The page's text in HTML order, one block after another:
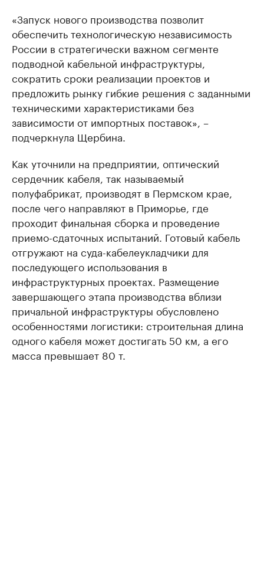
«Запуск нового производства позволит
обеспечить технологическую независимость
России в стратегически важном сегменте
подводной кабельной инфраструктуры,
сократить сроки реализации проектов и
предложить рынку гибкие решения с заданными
техническими характеристиками без
зависимости от импортных поставок», –
подчеркнула Щербина.
Как уточнили на предприятии, оптический
сердечник кабеля, так называемый
полуфабрикат, производят в Пермском крае,
после чего направляют в Приморье, где
проходит финальная сборка и проведение
приемо-сдаточных испытаний. Готовый кабель
отгружают на суда-кабелеукладчики для
последующего использования в
инфраструктурных проектах. Размещение
завершающего этапа производства вблизи
причальной инфраструктуры обусловлено
особенностями логистики: строительная длина
одного кабеля может достигать 50 км, а его
масса превышает 80 т.